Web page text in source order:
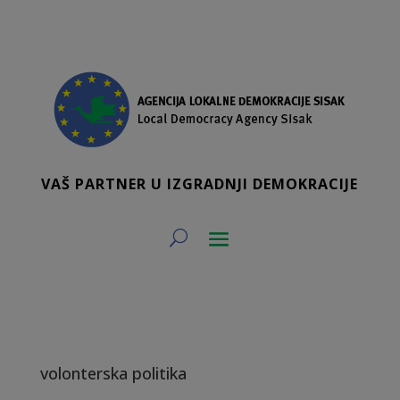
VAŠ PARTNER U IZGRADNJI DEMOKRACIJE
volonterska politika